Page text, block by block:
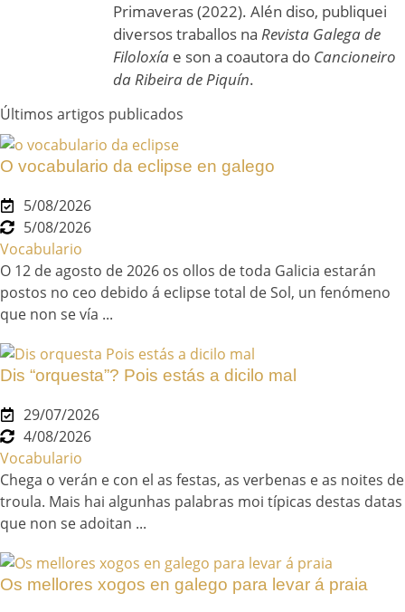
Primaveras (2022). Alén diso, publiquei
diversos traballos na Revista Galega de
Filoloxía e son a coautora do Cancioneiro
da Ribeira de Piquín.
Últimos artigos publicados
O vocabulario da eclipse en galego
5/08/2026
5/08/2026
Vocabulario
O 12 de agosto de 2026 os ollos de toda Galicia estarán
postos no ceo debido á eclipse total de Sol, un fenómeno
que non se vía ...
Dis “orquesta”? Pois estás a dicilo mal
29/07/2026
4/08/2026
Vocabulario
Chega o verán e con el as festas, as verbenas e as noites de
troula. Mais hai algunhas palabras moi típicas destas datas
que non se adoitan ...
Os mellores xogos en galego para levar á praia